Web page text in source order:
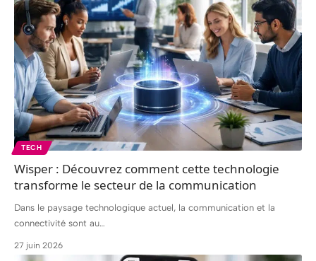
TECH
Wisper : Découvrez comment cette technologie
transforme le secteur de la communication
Dans le paysage technologique actuel, la communication et la
connectivité sont au…
27 juin 2026